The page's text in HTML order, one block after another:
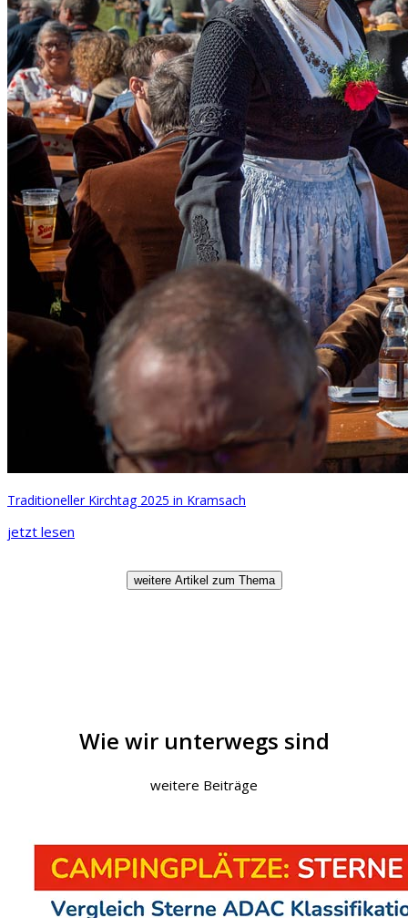
Traditioneller Kirchtag 2025 in Kramsach
jetzt lesen
weitere Artikel zum Thema
Wie wir unterwegs sind
weitere Beiträge